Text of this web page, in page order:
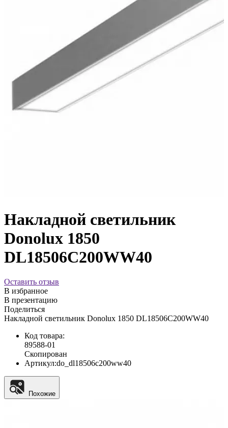
Накладной светильник
Donolux 1850
DL18506C200WW40
Оставить отзыв
В избранное
В презентацию
Поделиться
Накладной светильник Donolux 1850 DL18506C200WW40
Код товара:
89588-01
Скопирован
Артикул:do_dl18506c200ww40
Похожие